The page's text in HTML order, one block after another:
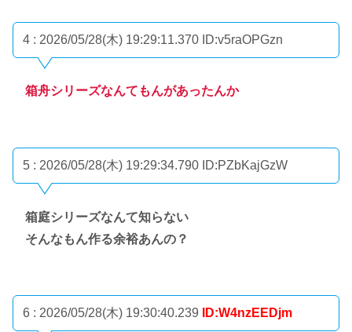
4 : 2026/05/28(木) 19:29:11.370 ID:v5raOPGzn
箱舟シリーズなんてもんがあったんか
5 : 2026/05/28(木) 19:29:34.790 ID:PZbKajGzW
箱庭シリーズなんて知らない
そんなもん作る余裕あんの？
6 : 2026/05/28(木) 19:30:40.239 ID:W4nzEEDjm